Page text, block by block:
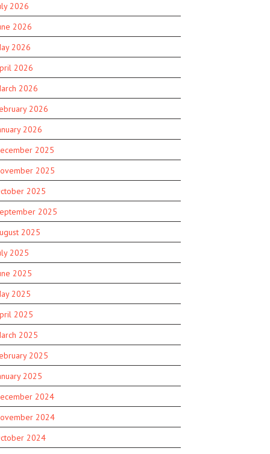
2026
2026
2026
2026
2026
2026
2026
2025
2025
2025
2025
2025
2025
2025
2025
2025
2025
2025
2025
2024
2024
2024